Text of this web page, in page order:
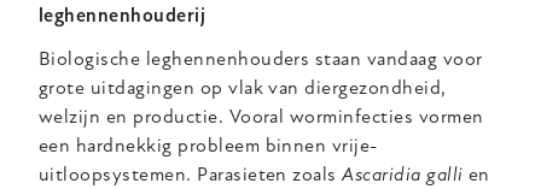
leghennenhouderij
Biologische leghennenhouders staan vandaag voor
grote uitdagingen op vlak van diergezondheid,
welzijn en productie. Vooral worminfecties vormen
een hardnekkig probleem binnen vrije-
uitloopsystemen. Parasieten zoalsAscaridia galli en